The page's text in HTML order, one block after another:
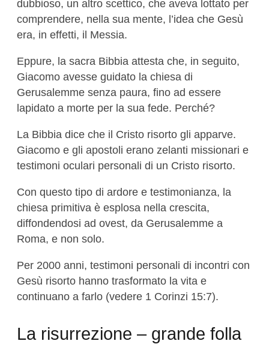
dubbioso, un altro scettico, che aveva lottato per
comprendere, nella sua mente, l’idea che Gesù
era, in effetti, il Messia.
Eppure, la sacra Bibbia attesta che, in seguito,
Giacomo avesse guidato la chiesa di
Gerusalemme senza paura, fino ad essere
lapidato a morte per la sua fede. Perché?
La Bibbia dice che il Cristo risorto gli apparve.
Giacomo e gli apostoli erano zelanti missionari e
testimoni oculari personali di un Cristo risorto.
Con questo tipo di ardore e testimonianza, la
chiesa primitiva è esplosa nella crescita,
diffondendosi ad ovest, da Gerusalemme a
Roma, e non solo.
Per 2000 anni, testimoni personali di incontri con
Gesù risorto hanno trasformato la vita e
continuano a farlo (vedere 1 Corinzi 15:7).
La risurrezione – grande folla